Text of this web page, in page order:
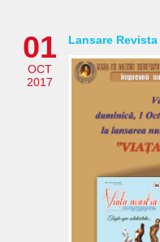
01
OCT
2017
Lansare